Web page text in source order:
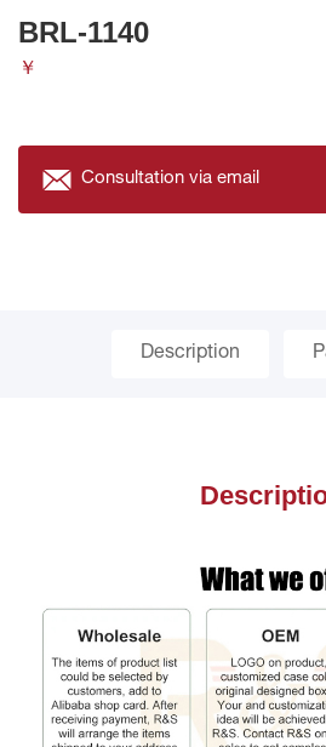
BRL-1140
￥
Consultation via email
Description